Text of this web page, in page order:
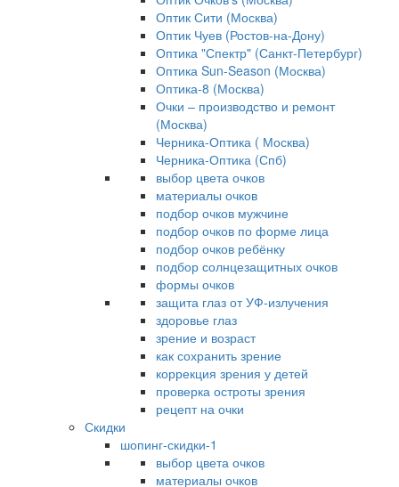
Оптик Сити (Москва)
Оптик Чуев (Ростов-на-Дону)
Оптика "Спектр" (Санкт-Петербург)
Оптика Sun-Season (Москва)
Оптика-8 (Москва)
Очки – производство и ремонт
(Москва)
Черника-Оптика ( Москва)
Черника-Оптика (Спб)
выбор цвета очков
материалы очков
подбор очков мужчине
подбор очков по форме лица
подбор очков ребёнку
подбор солнцезащитных очков
формы очков
защита глаз от УФ-излучения
здоровье глаз
зрение и возраст
как сохранить зрение
коррекция зрения у детей
проверка остроты зрения
рецепт на очки
Скидки
шопинг-скидки-1
выбор цвета очков
материалы очков